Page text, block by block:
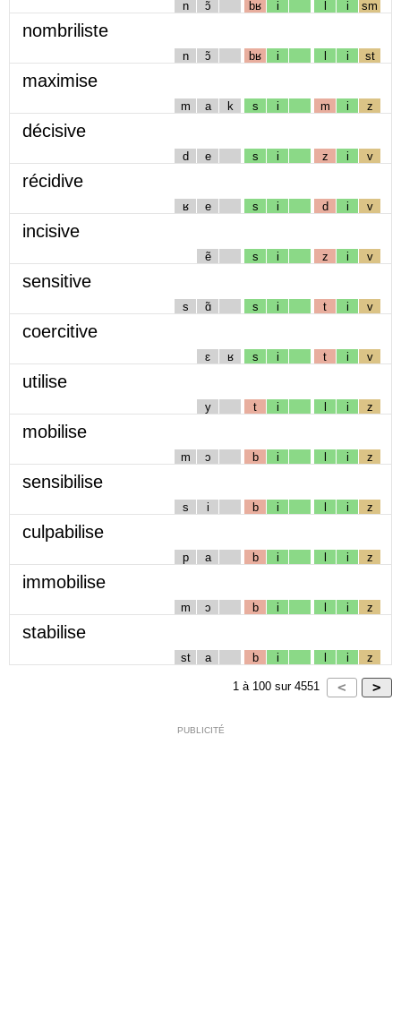
n ɔ̃ bʁ i l i sm
nombriliste
n ɔ̃ bʁ i l i st
maximise
m a k s i m i z
décisive
d e s i z i v
récidive
ʁ e s i d i v
incisive
ẽ s i z i v
sensitive
s ɑ̃ s i t i v
coercitive
ɛ ʁ s i t i v
utilise
y t i l i z
mobilise
m ɔ b i l i z
sensibilise
s i b i l i z
culpabilise
p a b i l i z
immobilise
m ɔ b i l i z
stabilise
st a b i l i z
1 à 100 sur 4551
PUBLICITÉ